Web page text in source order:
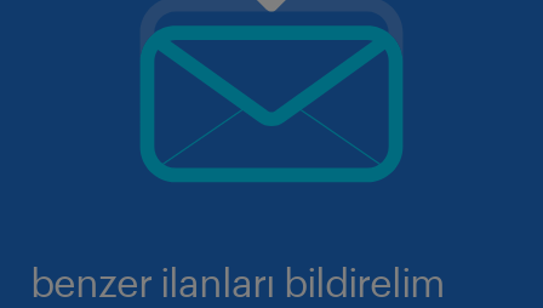
benzer ilanları bildirelim